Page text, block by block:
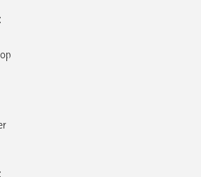
Mini-Kraftwerk